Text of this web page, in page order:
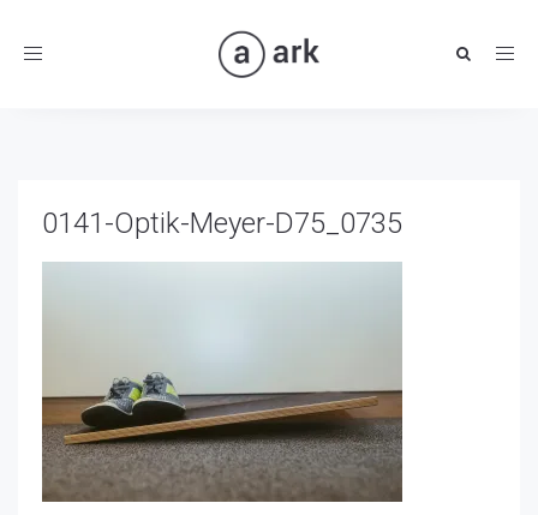
Toggle
0141-Optik-Meyer-D75_0735